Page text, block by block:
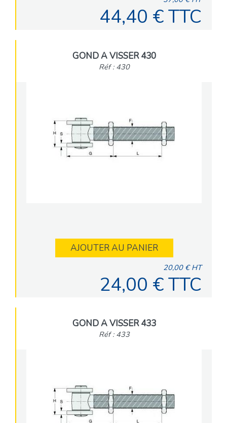
44,40 € TTC
GOND A VISSER 430
Réf : 430
AJOUTER AU PANIER
20,00 € HT
24,00 € TTC
GOND A VISSER 433
Réf : 433